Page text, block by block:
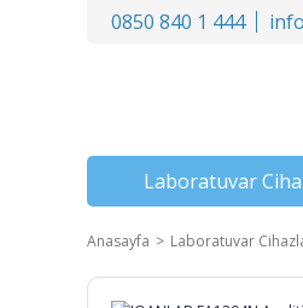
0850 840 1 444
Laboratuvar
Anasayfa Laboratuvar